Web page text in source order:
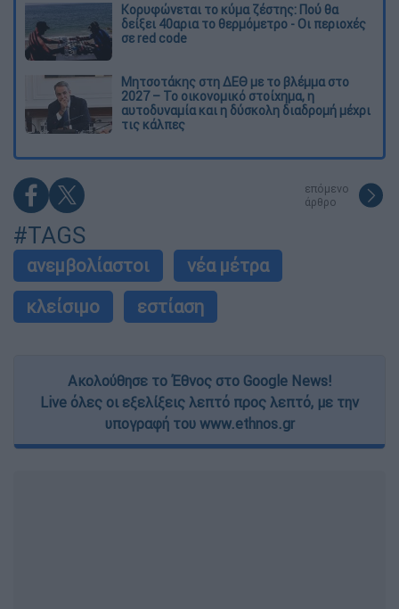
Κορυφώνεται το κύμα ζέστης: Πού θα
δείξει 40αρια το θερμόμετρο - Οι περιοχές
σε red code
Μητσοτάκης στη ΔΕΘ με το βλέμμα στο
2027 – Το οικονομικό στοίχημα, η
αυτοδυναμία και η δύσκολη διαδρομή μέχρι
τις κάλπες
επόμενο
άρθρο
#TAGS
ανεμβολίαστοι
νέα μέτρα
κλείσιμο
εστίαση
Ακολούθησε το Έθνος στο Google News!
Live όλες οι εξελίξεις λεπτό προς λεπτό, με την
υπογραφή του www.ethnos.gr